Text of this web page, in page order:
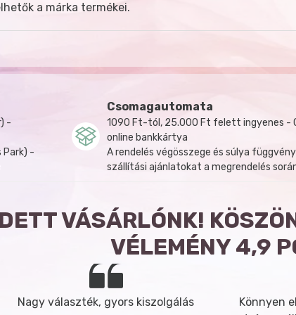
a márka termékei.
-
Park) -
Csomagautomata
1090 Ft-tól, 25.000 Ft felett ingyenes -
online bankkártya
A rendelés végösszege és súlya
szállítási ajánlatokat a megrendelés
VÁSÁRLÓNK!
VÉLEMÉNY 4,9
Nagy választék, gyors kiszolgálás
Könnyen